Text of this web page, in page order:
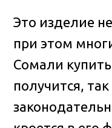
Это изделие
при этом
Сомали
получится,